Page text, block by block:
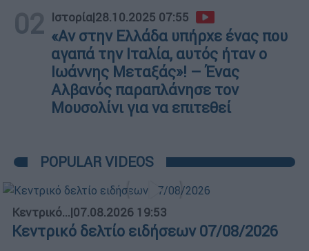
02 Ιστορία|28.10.2025 07:55
«Αν στην Ελλάδα υπήρχε ένας που
αγαπά την Ιταλία, αυτός ήταν ο
Ιωάννης Μεταξάς»! – Ένας
Αλβανός παραπλάνησε τον
Μουσολίνι για να επιτεθεί
POPULAR VIDEOS
Κεντρικό...|07.08.2026 19:53
Κεντρικό δελτίο ειδήσεων 07/08/2026